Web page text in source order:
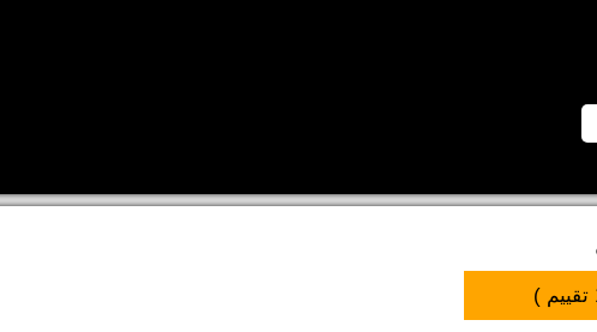
تقييم )